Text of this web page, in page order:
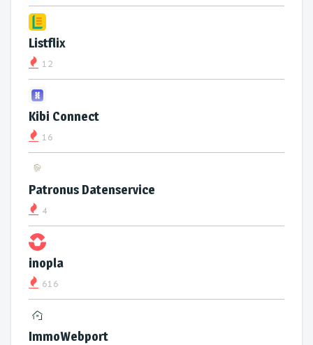
Listflix
12
Kibi Connect
16
Patronus Datenservice
4
inopla
616
ImmoWebport